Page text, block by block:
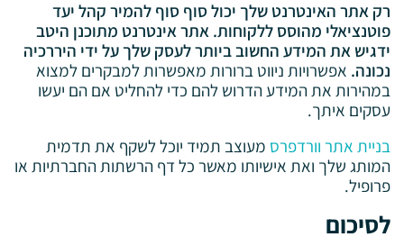
רק אתר האינטרנט שלך יכול סוף סוף להמיר קהל יעד
פוטנציאלי מהוסס ללקוחות. אתר אינטרנט מתוכנן היטב
ידגיש את המידע החשוב ביותר לעסק שלך על ידי היררכיה
נכונה.אפשרויות ניווט ברורות מאפשרות למבקרים למצוא
במהירות את המידע הדרוש להם כדי להחליט אם הם יעשו
עסקים איתך.
בניית אתר וורדפרסמעוצב תמיד יוכל לשקף את תדמית
המותג שלך ואת אישיותו מאשר כל דף הרשתות החברתיות או
פרופיל.
לסיכום